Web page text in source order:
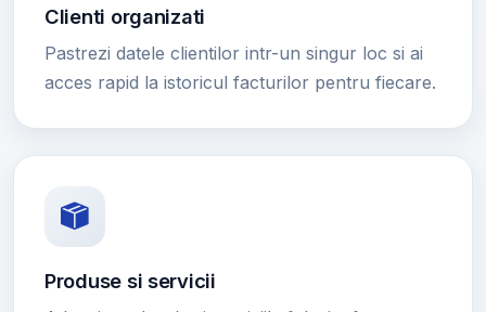
Clienti organizati
Pastrezi datele clientilor intr-un singur loc si ai
acces rapid la istoricul facturilor pentru fiecare.
Produse si servicii